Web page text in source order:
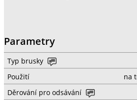
Parametry
Typ brusky
Použití
na
Děrování pro odsávání